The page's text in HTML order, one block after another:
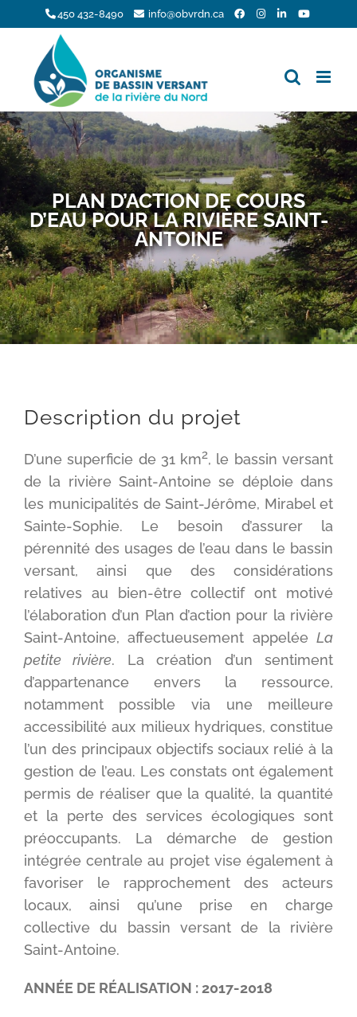
to
content
450 432-8490 info@obvrdn.ca
PLAN D’ACTION DE COURS
D’EAU POUR LA RIVIÈRE SAINT-
ANTOINE
Description du projet
D’une superficie de 31 km2, le bassin versant
de la rivière Saint-Antoine se déploie dans
les municipalités de Saint-Jérôme, Mirabel et
Sainte-Sophie. Le besoin d’assurer la
pérennité des usages de l’eau dans le bassin
versant, ainsi que des considérations
relatives au bien-être collectif ont motivé
l’élaboration d’un Plan d’action pour la rivière
Saint-Antoine, affectueusement appeléeLa
petite rivière. La création d’un sentiment
d’appartenance envers la ressource,
notamment possible via une meilleure
accessibilité aux milieux hydriques, constitue
l’un des principaux objectifs sociaux relié à la
gestion de l’eau. Les constats ont également
permis de réaliser que la qualité, la quantité
et la perte des services écologiques sont
préoccupants. La démarche de gestion
intégrée centrale au projet vise également à
favoriser le rapprochement des acteurs
locaux, ainsi qu’une prise en charge
collective du bassin versant de la rivière
Saint-Antoine.
ANNÉE DE RÉALISATION : 2017-2018